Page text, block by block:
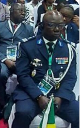
n
d
a
n
e
i
l